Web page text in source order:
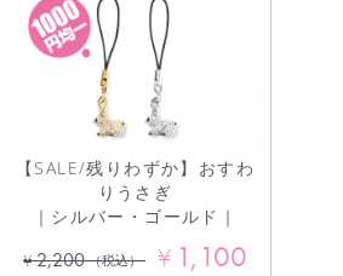
【SALE/残りわずか】おすわ
りうさぎ
｜シルバー・ゴールド｜
¥2,200 （税込） ¥ 1,100